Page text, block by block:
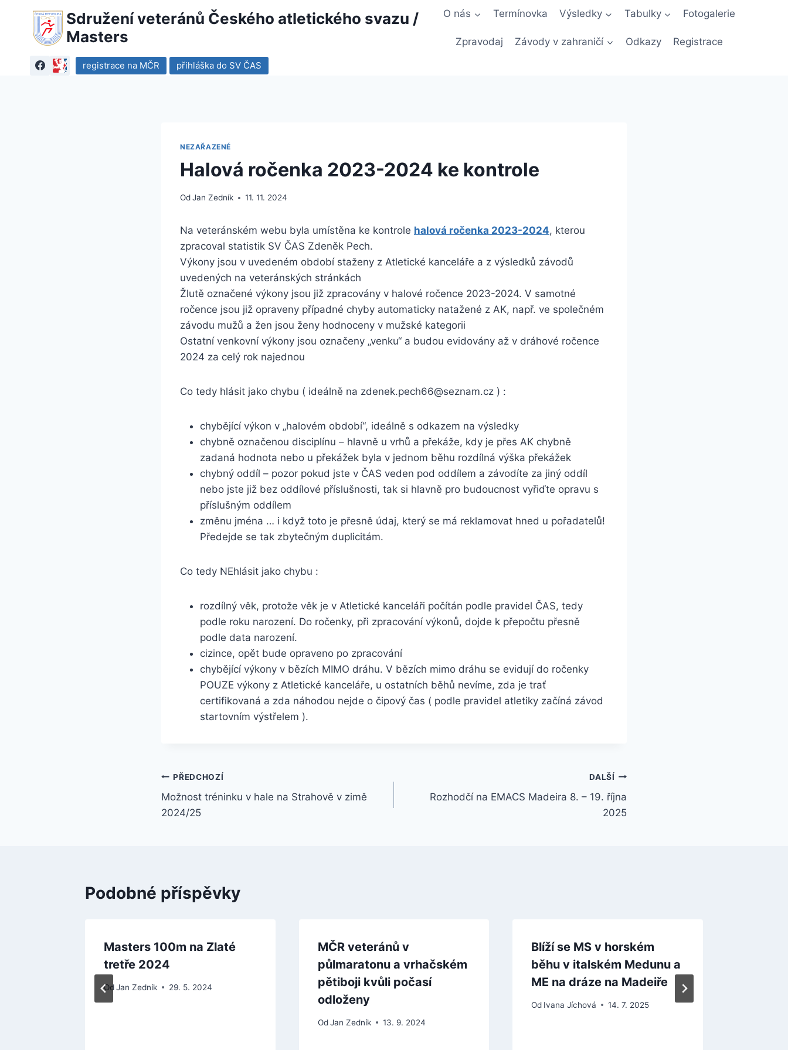
Sdružení veteránů Českého atletického svazu /
Masters
O nás Termínovka Výsledky Tabulky Fotogalerie
Zpravodaj Závody v zahraničí Odkazy Registrace
registrace na MČR přihláška do SV ČAS
NEZAŘAZENÉ
Halová ročenka 2023-2024 ke kontrole
OdJan Zedník 11. 11. 2024
Na veteránském webu byla umístěna ke kontrole halová ročenka 2023-2024, kterou
zpracoval statistik SV ČAS Zdeněk Pech.
Výkony jsou v uvedeném období staženy z Atletické kanceláře a z výsledků závodů
uvedených na veteránských stránkách
Žlutě označené výkony jsou již zpracovány v halové ročence 2023-2024. V samotné
ročence jsou již opraveny případné chyby automaticky natažené z AK, např. ve společném
závodu mužů a žen jsou ženy hodnoceny v mužské kategorii
Ostatní venkovní výkony jsou označeny „venku“ a budou evidovány až v dráhové ročence
2024 za celý rok najednou
Co tedy hlásit jako chybu ( ideálně na zdenek.pech66@seznam.cz ) :
chybějící výkon v „halovém období“, ideálně s odkazem na výsledky
chybně označenou disciplínu – hlavně u vrhů a překáže, kdy je přes AK chybně
zadaná hodnota nebo u překážek byla v jednom běhu rozdílná výška překážek
chybný oddíl – pozor pokud jste v ČAS veden pod oddílem a závodíte za jiný oddíl
nebo jste již bez oddílové příslušnosti, tak si hlavně pro budoucnost vyřiďte opravu s
příslušným oddílem
změnu jména … i když toto je přesně údaj, který se má reklamovat hned u pořadatelů!
Předejde se tak zbytečným duplicitám.
Co tedy NEhlásit jako chybu :
rozdílný věk, protože věk je v Atletické kanceláři počítán podle pravidel ČAS, tedy
podle roku narození. Do ročenky, při zpracování výkonů, dojde k přepočtu přesně
podle data narození.
cizince, opět bude opraveno po zpracování
chybějící výkony v bězích MIMO dráhu. V bězích mimo dráhu se evidují do ročenky
POUZE výkony z Atletické kanceláře, u ostatních běhů nevíme, zda je trať
certifikovaná a zda náhodou nejde o čipový čas ( podle pravidel atletiky začíná závod
startovním výstřelem ).
Navigace
pro
PŘEDCHOZÍ
Možnost tréninku v hale na Strahově v zimě
2024/25
DALŠÍ
Rozhodčí na EMACS Madeira 8. – 19. října
2025
Podobné příspěvky
Masters 100m na Zlaté
tretře 2024
OdJan Zedník 29. 5. 2024
MČR veteránů v
půlmaratonu a vrhačském
pětiboji kvůli počasí
odloženy
Od Jan Zedník 13. 9. 2024
Blíží se MS v horském
běhu v italském Medunu a
ME na dráze na Madeiře
Od Ivana Jíchová 14. 7. 2025